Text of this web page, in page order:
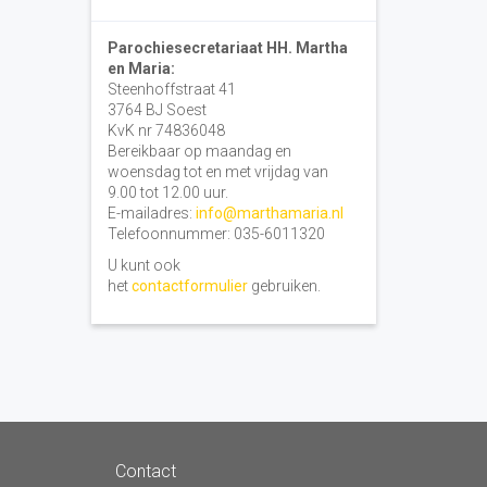
Parochiesecretariaat HH. Martha
en Maria:
Steenhoffstraat 41
3764 BJ Soest
KvK nr 74836048
Bereikbaar op maandag en
woensdag tot en met vrijdag van
9.00 tot 12.00 uur.
E-mailadres: info@marthamaria.nl
Telefoonnummer: 035-6011320
U kunt ook
hetcontactformuliergebruiken.
Contact